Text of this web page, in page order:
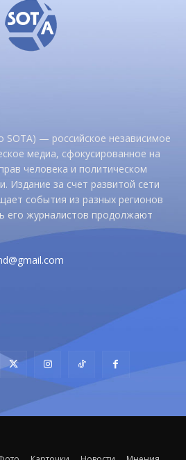
SOTA) — российское независимое
медиа, сфокусированное на
человека и политическом
Издание за счет развитой сети
события из разных регионов
его журналистов продолжают